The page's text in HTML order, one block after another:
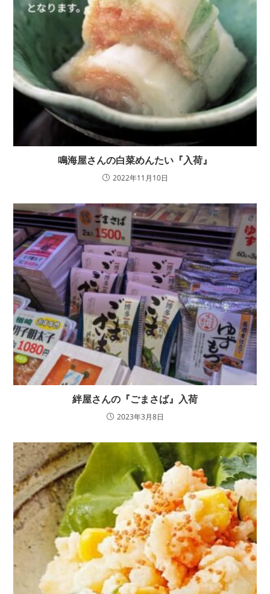
鳴海屋さんの白菜めんたい『入荷』
2022年11月10日
絆屋さんの『ごまさば』入荷
2023年3月8日